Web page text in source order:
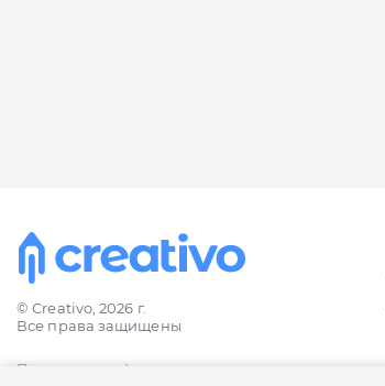
© Creativo, 2026 г.
Все права защищены
Политика конфиденциальности